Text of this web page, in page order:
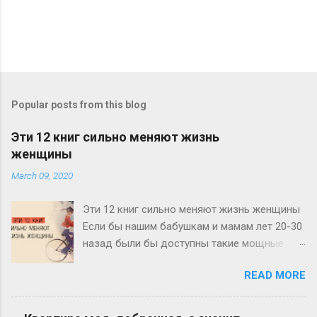
Popular posts from this blog
Эти 12 книг сильно меняют жизнь
женщины
March 09, 2020
Эти 12 книг сильно меняют жизнь женщины
Если бы нашим бабушкам и мамам лет 20-30
назад были бы доступны такие мощные
росту и развитию, как нам сегодня, у нас с
вами не было бы и половины тех проблем и
вопросов, с которыми мы ежедневно
READ MORE